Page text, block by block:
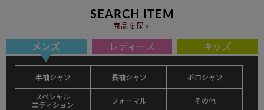
SEARCH ITEM
商品を探す
メンズ レディース キッズ
半袖シャツ 長袖シャツ
ポロシャツ
スペシャル
エディション
フォーマル
その他